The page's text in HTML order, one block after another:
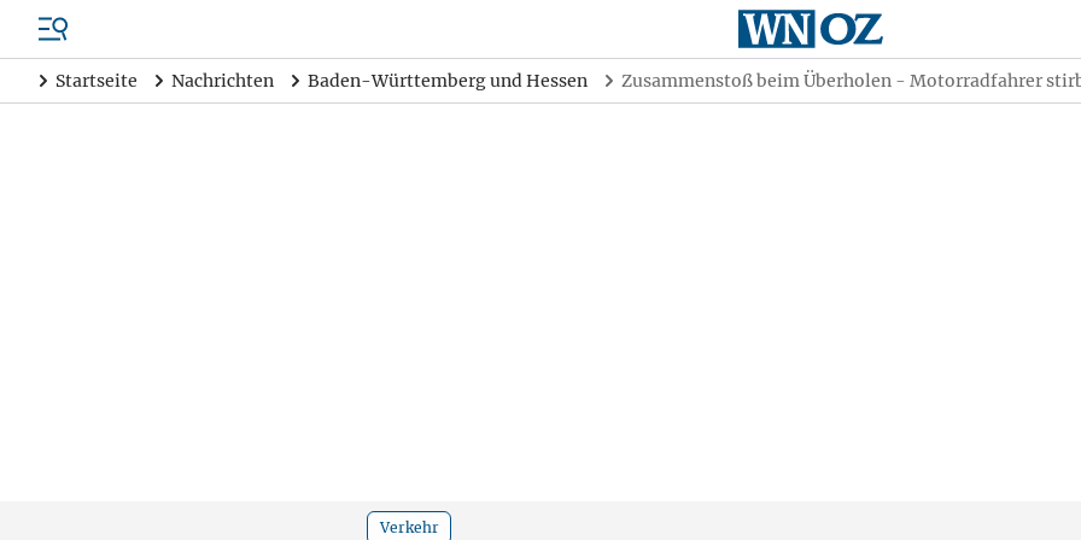
Startseite Nachrichten Baden-Württemberg und Hessen Zusammenstoß beim Überholen - Motorradfahrer
Verkehr